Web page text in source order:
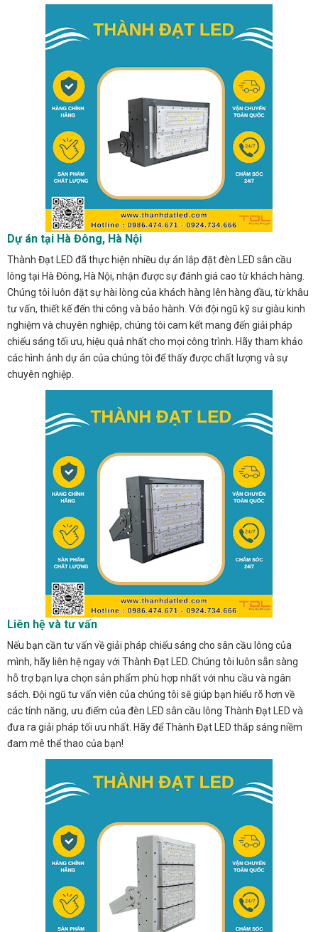
Dự án tại Hà Đông, Hà Nội
Thành Đạt LED đã thực hiện nhiều dự án lắp đặt đèn LED sân cầu
lông tại Hà Đông, Hà Nội, nhận được sự đánh giá cao từ khách hàng.
Chúng tôi luôn đặt sự hài lòng của khách hàng lên hàng đầu, từ khâu
tư vấn, thiết kế đến thi công và bảo hành. Với đội ngũ kỹ sư giàu kinh
nghiệm và chuyên nghiệp, chúng tôi cam kết mang đến giải pháp
chiếu sáng tối ưu, hiệu quả nhất cho mọi công trình. Hãy tham khảo
các hình ảnh dự án của chúng tôi để thấy được chất lượng và sự
chuyên nghiệp.
Liên hệ và tư vấn
Nếu bạn cần tư vấn về giải pháp chiếu sáng cho sân cầu lông của
mình, hãy liên hệ ngay với Thành Đạt LED. Chúng tôi luôn sẵn sàng
hỗ trợ bạn lựa chọn sản phẩm phù hợp nhất với nhu cầu và ngân
sách. Đội ngũ tư vấn viên của chúng tôi sẽ giúp bạn hiểu rõ hơn về
các tính năng, ưu điểm của đèn LED sân cầu lông Thành Đạt LED và
đưa ra giải pháp tối ưu nhất. Hãy để Thành Đạt LED thắp sáng niềm
đam mê thể thao của bạn!